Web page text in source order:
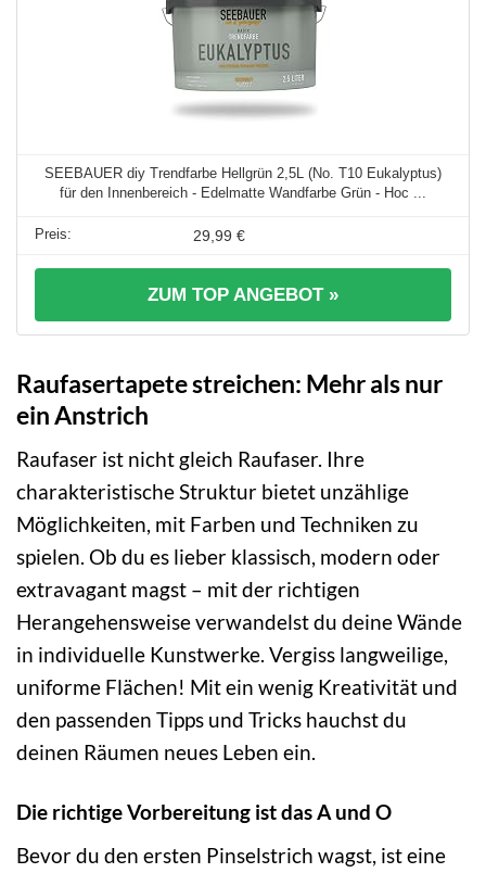
SEEBAUER diy Trendfarbe Hellgrün 2,5L (No. T10 Eukalyptus)
für den Innenbereich - Edelmatte Wandfarbe Grün - Hoc ...
29,99 €
ZUM TOP ANGEBOT »
Raufasertapete streichen: Mehr als nur
ein Anstrich
Raufaser ist nicht gleich Raufaser. Ihre
charakteristische Struktur bietet unzählige
Möglichkeiten, mit Farben und Techniken zu
spielen. Ob du es lieber klassisch, modern oder
extravagant magst – mit der richtigen
Herangehensweise verwandelst du deine Wände
in individuelle Kunstwerke. Vergiss langweilige,
uniforme Flächen! Mit ein wenig Kreativität und
den passenden Tipps und Tricks hauchst du
deinen Räumen neues Leben ein.
Die richtige Vorbereitung ist das A und O
Bevor du den ersten Pinselstrich wagst, ist eine